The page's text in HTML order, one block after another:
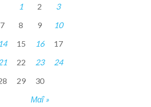
Μαΐ »
1 2
3
7 8 9
10
14 15 16
17
21 22 23
24
29 30